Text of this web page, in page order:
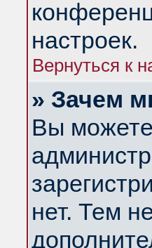
настроек.
Вернуться к
» Зачем
Вы можете
нет. Тем